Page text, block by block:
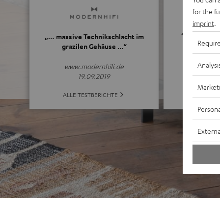
„… massive Technikschlacht im
grazilen Gehäuse …“
www.modernhifi.de
19.09.2019
ALLE TESTBERICHTE
4.7
(4.7 von 5
ALLE
for the
imprint